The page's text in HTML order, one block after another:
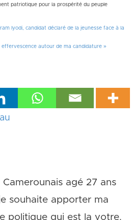
patriotique pour la prospérité du peuple
Iyodi, candidat déclaré de la jeunesse face à la
effervescence autour de ma candidature »
Camerounais agé 27 ans
souhaite apporter ma
politique qui est la votre.